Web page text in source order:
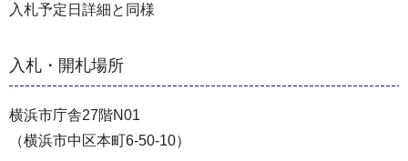
⼊札予定⽇詳細と同様
入札・開札場所
横浜市庁舎27階N01
（横浜市中区本町6-50-10）